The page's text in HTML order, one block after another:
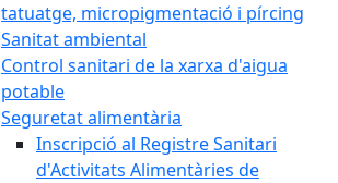
tatuatge, micropigmentació i pírcing
Sanitat ambiental
Control sanitari de la xarxa d'aigua
potable
Seguretat alimentària
Inscripció al Registre Sanitari
d'Activitats Alimentàries de